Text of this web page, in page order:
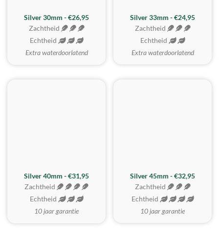
Silver 30mm - €26,95
Zachtheid
Echtheid
Extra waterdoorlatend
Silver 33mm - €24,95
Zachtheid
Echtheid
Extra waterdoorlatend
Silver 40mm - €31,95
Zachtheid
Echtheid
10 jaar garantie
MEEST GEKOZEN
Silver 45mm - €32,95
Zachtheid
Echtheid
10 jaar garantie